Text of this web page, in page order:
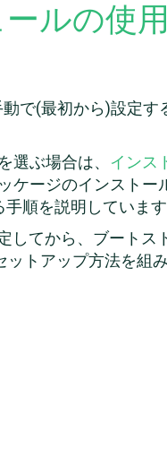
ルの使用
で(最初から)設定
選ぶ場合は、 インス
ージのインストー
順を説明しています
してから、ブート
トアップ方法を組